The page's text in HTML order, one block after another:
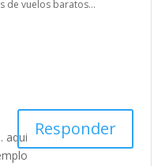
de vuelos baratos...
aqui
Responder